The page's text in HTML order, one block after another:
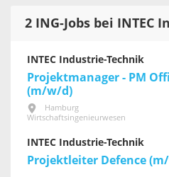
2 ING-Jobs bei INTEC
INTEC Industrie-Technik
Projektmanager - PM
(m/w/d)
Hamburg
Wirtschaftsingenieurwesen
INTEC Industrie-Technik
Projektleiter Defence